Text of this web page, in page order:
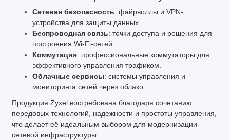
Сетевая безопасность: файрволлы и VPN-
устройства для защиты данных.
Беспроводная связь: точки доступа и решения для
построения Wi-Fi-сетей.
Коммутация: профессиональные коммутаторы для
эффективного управления трафиком.
Облачные сервисы: системы управления и
мониторинга сетей через облако.
Продукция Zyxel востребована благодаря сочетанию
передовых технологий, надежности и простоты управления,
что делает её идеальным выбором для модернизации
сетевой инфраструктуры.